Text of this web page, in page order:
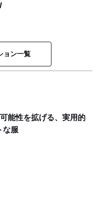
ョン一覧
能性を拡げる、実用的
な服